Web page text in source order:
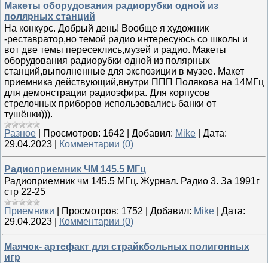
Макеты оборудования радиорубки одной из
полярных станций
На конкурс. Добрый день! Вообще я художник
-реставратор,но темой радио интересуюсь со школы и
вот две темы пересеклись,музей и радио. Макеты
оборудования радиорубки одной из полярных
станций,выполненные для экспозиции в музее. Макет
приемника действующий,внутри ППП Полякова на 14МГц
для демонстрации радиоэфира. Для корпусов
стрелочных приборов использовались банки от
тушёнки))).
Разное
Просмотров: 1642 Добавил: Mike
Дата:
29.04.2023
Комментарии (0)
Радиоприемник ЧМ 145.5 МГц
Радиоприемник чм 145.5 МГц. Журнал. Радио 3. За 1991г
стр 22-25
Приемники
Просмотров: 1752 Добавил: Mike
Дата:
29.04.2023
Комментарии (0)
Маячок- артефакт для страйкбольных полигонных
игр